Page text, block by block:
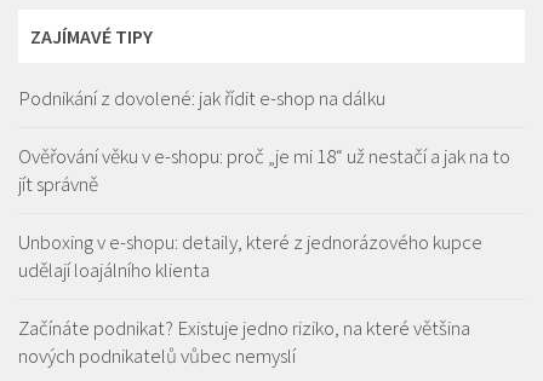
ZAJÍMAVÉ TIPY
Podnikání z dovolené: jak řídit e-shop na dálku
Ověřování věku v e-shopu: proč „je mi 18“ už nestačí a jak na to
jít správně
Unboxing v e-shopu: detaily, které z jednorázového kupce
udělají loajálního klienta
Začínáte podnikat? Existuje jedno riziko, na které většina
nových podnikatelů vůbec nemyslí